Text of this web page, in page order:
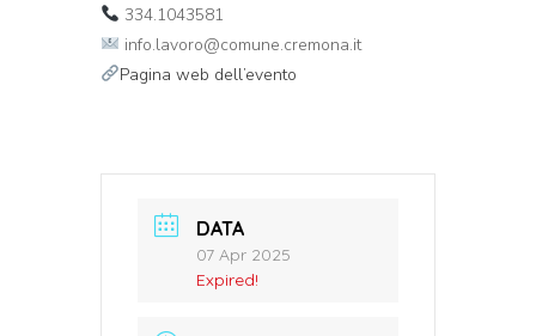
334.1043581
info.lavoro@comune.cremona.it
Pagina web dell’evento
DATA
07 Apr 2025
Expired!